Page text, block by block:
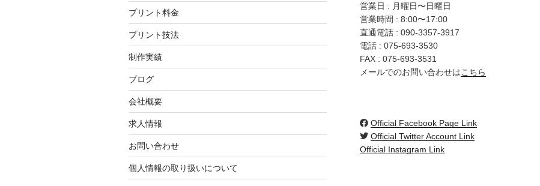
プリント料金
プリント技法
制作実績
ブログ
会社概要
求人情報
お問い合わせ
個人情報の取り扱いについて
営業日 : 月曜日〜日曜日
営業時間 : 8:00〜17:00
直通電話 : 090-3357-3917
電話 : 075-693-3530
FAX : 075-693-3531
メールでのお問い合わせはこちら
Official Facebook Page Link
Official Twitter Account Link
Official Instagram Link